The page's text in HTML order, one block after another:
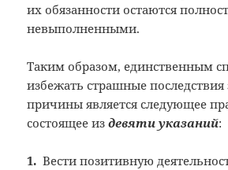
их обязанности остаются
невыполненными.
Таким образом, единственным
избежать страшные
причины является следующее
состоящее издевяти указаний:
1.Вести позитивную